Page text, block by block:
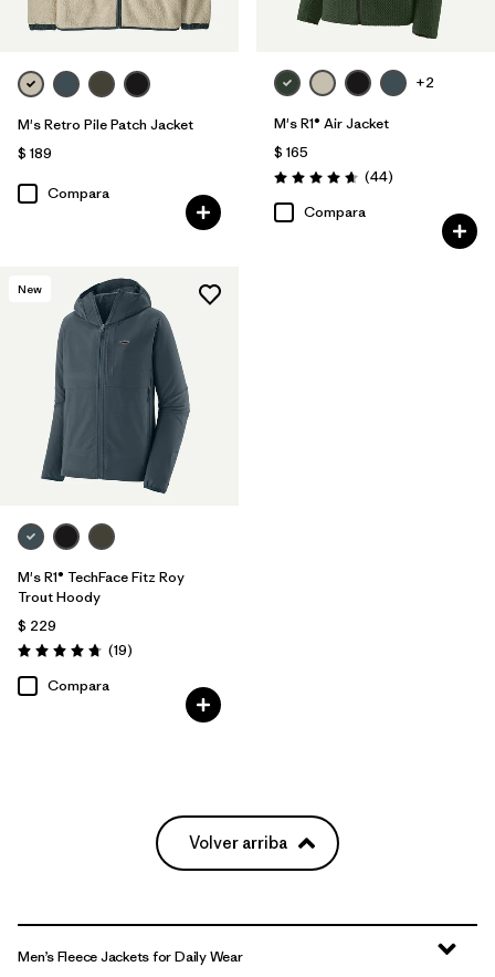
M's Retro Pile Patch Jacket
$ 189
Compara
+2
M's R1® Air Jacket
$ 165
Valoración: 4.7 / 5
(44Comentarios
)
Compara
New
M's R1® TechFace Fitz Roy
Trout Hoody
$ 229
Valoración: 4.7 / 5
(19Comentarios
)
Compara
Volver arriba
Men’s Fleece Jackets for Daily Wear